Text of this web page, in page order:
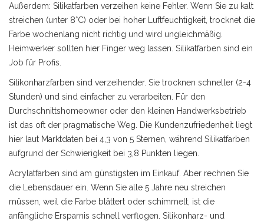
Außerdem: Silikatfarben verzeihen keine Fehler. Wenn Sie zu kalt
streichen (unter 8°C) oder bei hoher Luftfeuchtigkeit, trocknet die
Farbe wochenlang nicht richtig und wird ungleichmäßig.
Heimwerker sollten hier Finger weg lassen. Silikatfarben sind ein
Job für Profis.
Silikonharzfarben sind verzeihender. Sie trocknen schneller (2-4
Stunden) und sind einfacher zu verarbeiten. Für den
Durchschnittshomeowner oder den kleinen Handwerksbetrieb
ist das oft der pragmatische Weg. Die Kundenzufriedenheit liegt
hier laut Marktdaten bei 4,3 von 5 Sternen, während Silikatfarben
aufgrund der Schwierigkeit bei 3,8 Punkten liegen.
Acrylatfarben sind am günstigsten im Einkauf. Aber rechnen Sie
die Lebensdauer ein. Wenn Sie alle 5 Jahre neu streichen
müssen, weil die Farbe blättert oder schimmelt, ist die
anfängliche Ersparnis schnell verflogen. Silikonharz- und